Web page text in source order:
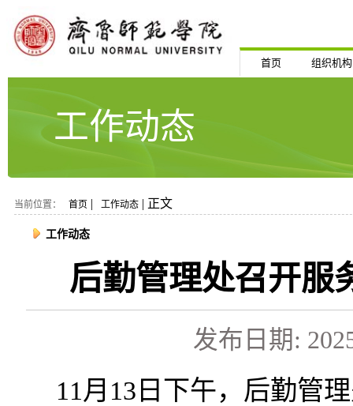
首页 组织机构
工作动态
当前位置： 首页 | 工作动态 | 正文
工作动态
后勤管理处召开服
发布日期:
11月13日下午，后勤管